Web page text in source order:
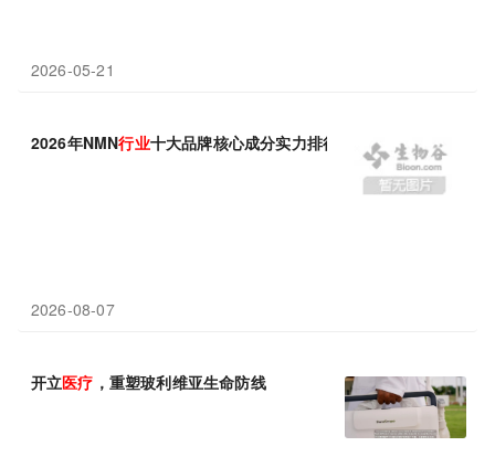
2026-05-21
2026年NMN行业十大品牌核心成分实力排行榜深度解析报告
2026-08-07
开立医疗 ，重塑玻利维亚生命防线